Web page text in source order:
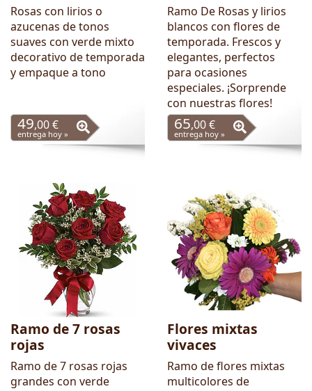
Rosas con lirios o
azucenas de tonos
suaves con verde mixto
decorativo de temporada
y empaque a tono
49,00 €
entrega hoy »
Ramo De Rosas y lirios
blancos con flores de
temporada. Frescos y
elegantes, perfectos
para ocasiones
especiales. ¡Sorprende
con nuestras flores!
65,00 €
entrega hoy »
Ramo de 7 rosas
rojas
Ramo de 7 rosas rojas
grandes con verde
Flores mixtas
vivaces
Ramo de flores mixtas
multicolores de